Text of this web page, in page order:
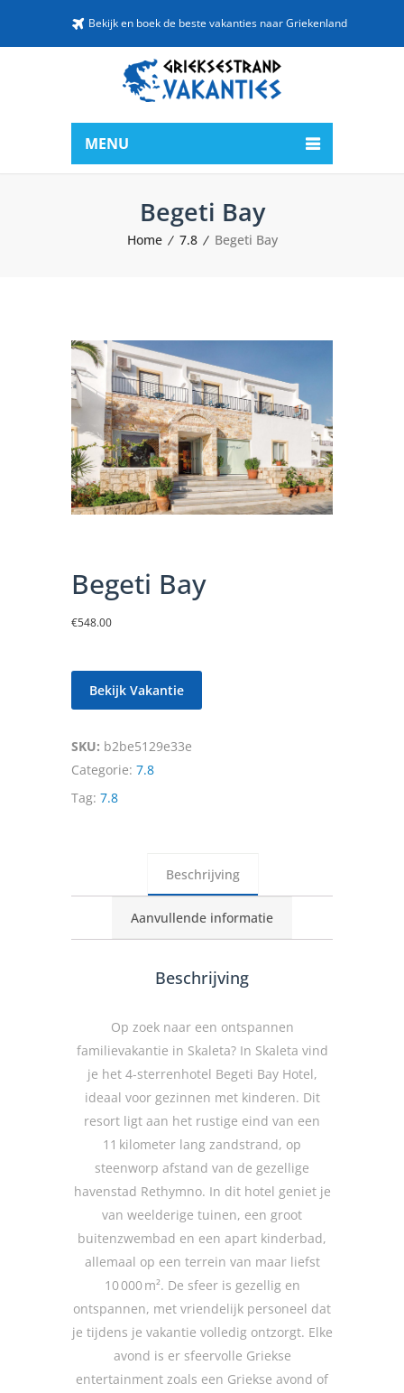
Bekijk en boek de beste vakanties naar Griekenland
MENU
Begeti Bay
Home 7.8 Begeti Bay
Begeti Bay
€548.00
Bekijk Vakantie
SKU: b2be5129e33e
Categorie: 7.8
Tag: 7.8
Beschrijving
Aanvullende informatie
Beschrijving
Op zoek naar een ontspannen
familievakantie in Skaleta? In Skaleta vind
je het 4-sterrenhotel Begeti Bay Hotel,
ideaal voor gezinnen met kinderen. Dit
resort ligt aan het rustige eind van een
11 kilometer lang zandstrand, op
steenworp afstand van de gezellige
havenstad Rethymno. In dit hotel geniet je
van weelderige tuinen, een groot
buitenzwembad en een apart kinderbad,
allemaal op een terrein van maar liefst
10 000 m². De sfeer is gezellig en
ontspannen, met vriendelijk personeel dat
je tijdens je vakantie volledig ontzorgt. Elke
avond is er sfeervolle Griekse
entertainment zoals een Griekse avond of